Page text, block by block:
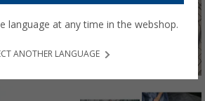
language at any time in the webshop.
ANOTHER LANGUAGE